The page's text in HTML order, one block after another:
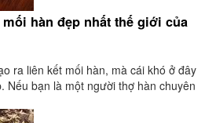
hàn đẹp nhất thế giới của
ra liên kết mối hàn, mà cái khó ở đây
Nếu bạn là một người thợ hàn chuyên